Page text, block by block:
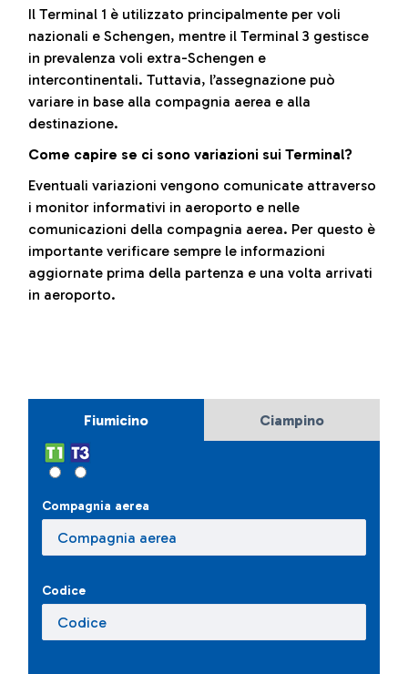
Il Terminal 1 è utilizzato principalmente per voli
nazionali e Schengen, mentre il Terminal 3 gestisce
in prevalenza voli extra-Schengen e
intercontinentali. Tuttavia, l’assegnazione può
variare in base alla compagnia aerea e alla
destinazione.
Come capire se ci sono variazioni sui Terminal?
Eventuali variazioni vengono comunicate attraverso
i monitor informativi in aeroporto e nelle
comunicazioni della compagnia aerea. Per questo è
importante verificare sempre le informazioni
aggiornate prima della partenza e una volta arrivati
in aeroporto.
Fiumicino Ciampino
Compagnia aerea
Codice